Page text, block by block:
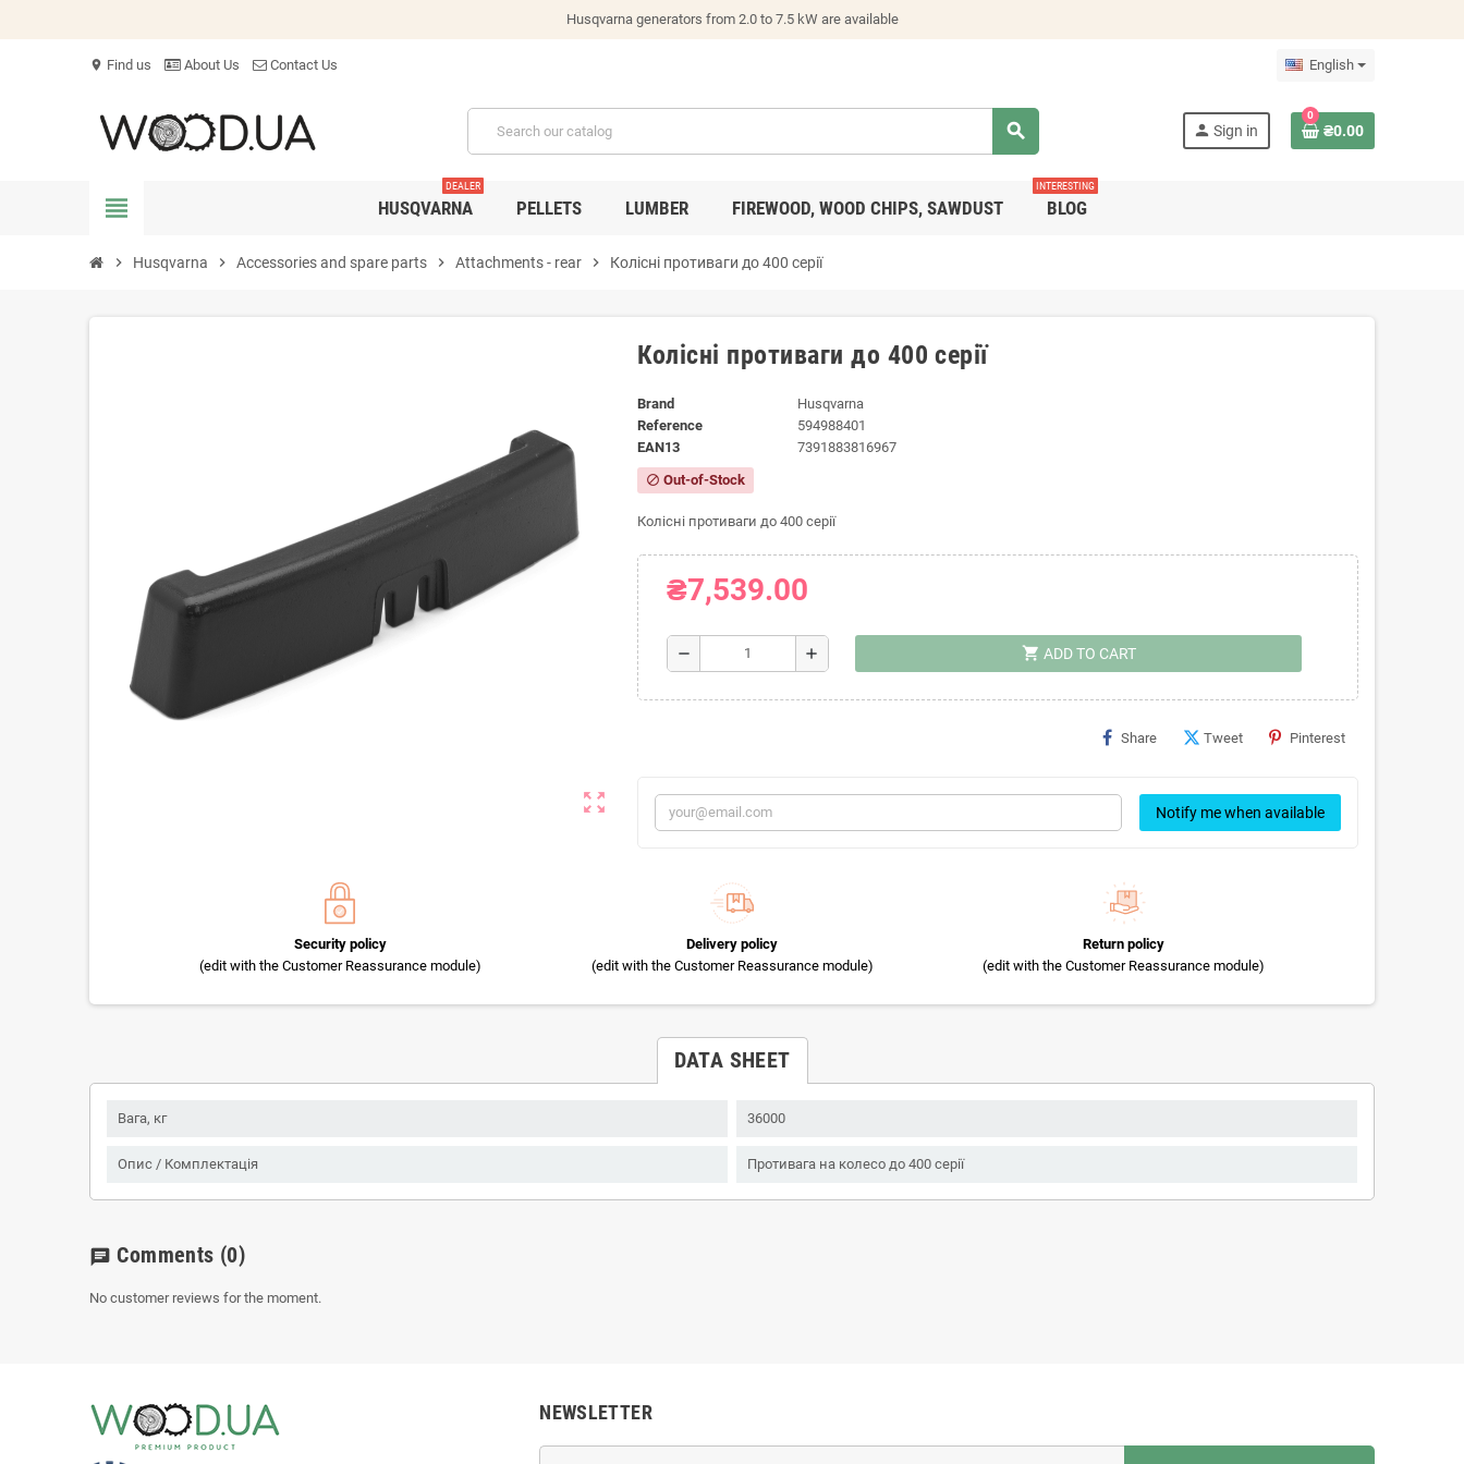
Husqvarna generators from 2.0 to 7.5 kW are available
location_on Find us About Us Contact Us English
search person Sign in
0
₴0.00
view_headline HUSQVARNA
DEALER
PELLETS LUMBER FIREWOOD, WOOD CHIPS, SAWDUST BLOG
INTERESTING
chevron_right Husqvarna chevron_right Accessories and spare parts chevron_right Attachments - rear chevron_right Колісні противаги до 400 серії
zoom_out_map
Колісні противаги до 400 серії
Brand
Husqvarna
Reference
594988401
EAN13
7391883816967
block Out-of-Stock
Колісні противаги до 400 серії
₴7,539.00
remove add shopping_cart ADD TO CART
Share Tweet Pinterest
Notify me when available
Security policy
(edit with the Customer Reassurance module)
Delivery policy
(edit with the Customer Reassurance module)
Return policy
(edit with the Customer Reassurance module)
DATA SHEET
Вага, кг 36000
Опис / Комплектація Противага на колесо до 400 серії
chat Comments (0)
No customer reviews for the moment.
NEWSLETTER